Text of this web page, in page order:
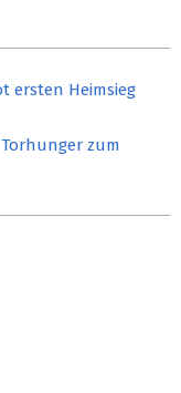
ersten Heimsieg
zum